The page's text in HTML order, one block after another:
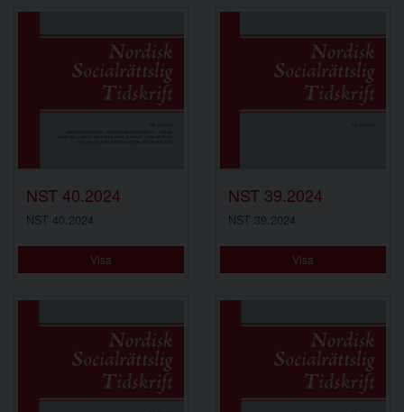
NST 40.2024
NST 40.2024
Visa
NST 39.2024
NST 39.2024
Visa